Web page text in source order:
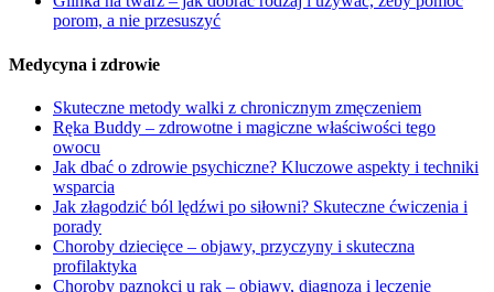
porom, a nie przesuszyć
Medycyna i zdrowie
Skuteczne metody walki z chronicznym zmęczeniem
Ręka Buddy – zdrowotne i magiczne właściwości tego
owocu
Jak dbać o zdrowie psychiczne? Kluczowe aspekty i techniki
wsparcia
Jak złagodzić ból lędźwi po siłowni? Skuteczne ćwiczenia i
porady
Choroby dziecięce – objawy, przyczyny i skuteczna
profilaktyka
Choroby paznokci u rąk – objawy, diagnoza i leczenie